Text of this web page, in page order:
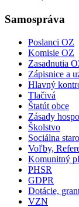
Samospráva
Poslanci OZ
Komisie OZ
Zasadnutia
Zápisnice a
Hlavný
Tlačivá
Štatút obce
Zásady
Školstvo
Sociálna
Voľby,
Komunitný
PHSR
GDPR
Dotácie,
VZN